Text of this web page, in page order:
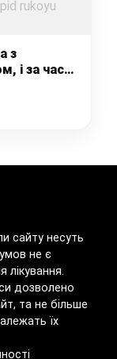
з
і за час
які
сайту несуть
не є
дозволено
та не більше
їх